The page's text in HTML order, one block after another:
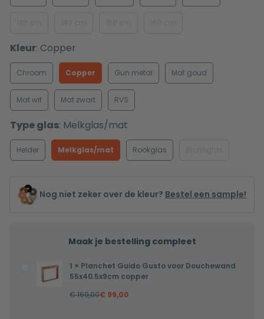
Kleur: Copper
Chroom Copper Gun metal Mat goud
Mat wit Mat zwart RVS
Type glas: Melkglas/mat
Helder Melkglas/mat Rookglas
Nog niet zeker over de kleur? Bestel een sample!
Maak je bestelling compleet
Planchet
Guido
1 × Planchet Guido Gusto voor Douchewand
55x40.5x9cm copper
€169,00€ 99,00